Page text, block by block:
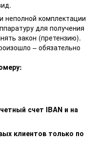
неполной комплектации
для получения
закон (претензию).
– обязательно
счет IBAN и на
клиентов только по